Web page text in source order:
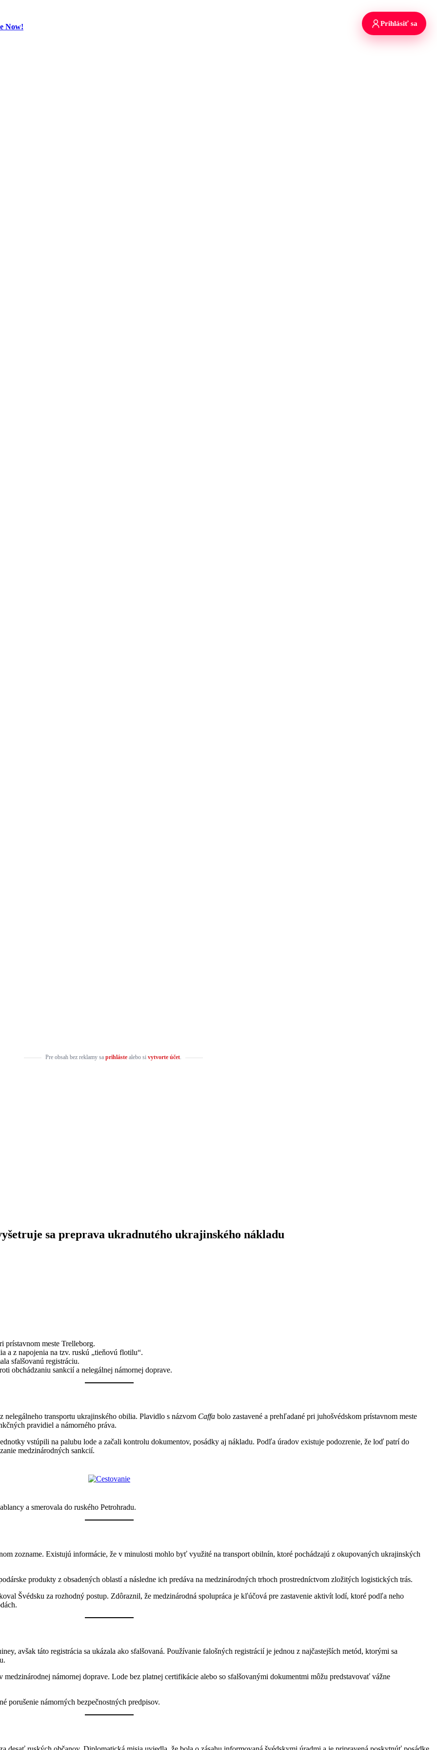
Now!
Pre obsah bez reklamy sa prihlástealebo si vytvorte účet.
sa preprava ukradnutého ukrajinského nákladu
prístavnom meste Trelleborg.
a z napojenia na tzv. ruskú „tieňovú flotilu“.
sfalšovanú registráciu.
obchádzaniu sankcií a nelegálnej námornej doprave.
transportu ukrajinského obilia. Plavidlo s názvom Caffa bolo zastavené a prehľadané pri juhošvédskom prístavnom meste
pravidiel a námorného práva.
vstúpili na palubu lode a začali kontrolu dokumentov, posádky aj nákladu. Podľa úradov existuje podozrenie, že loď patrí do
medzinárodných sankcií.
a smerovala do ruského Petrohradu.
zozname. Existujú informácie, že v minulosti mohlo byť využité na transport obilnín, ktoré pochádzajú z okupovaných ukrajinských
produkty z obsadených oblastí a následne ich predáva na medzinárodných trhoch prostredníctvom zložitých logistických trás.
Švédsku za rozhodný postup. Zdôraznil, že medzinárodná spolupráca je kľúčová pre zastavenie aktivít lodí, ktoré podľa neho
avšak táto registrácia sa ukázala ako sfalšovaná. Používanie falošných registrácií je jednou z najčastejších metód, ktorými sa
námornej doprave. Lode bez platnej certifikácie alebo so sfalšovanými dokumentmi môžu predstavovať vážne
porušenie námorných bezpečnostných predpisov.
Prihlásiť sa